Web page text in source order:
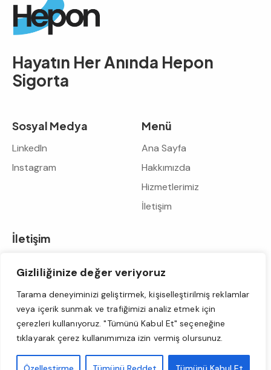
Gizliliğinize değer veriyoruz
Tarama deneyiminizi geliştirmek, kişiselleştirilmiş reklamlar
veya içerik sunmak ve trafiğimizi analiz etmek için
çerezleri kullanıyoruz. "Tümünü Kabul Et" seçeneğine
tıklayarak çerez kullanımımıza izin vermiş olursunuz.
Hayatın Her Anında Hepon
Sigorta
Sosyal Medya
LinkedIn
Instagram
Menü
Ana Sayfa
Hakkımızda
Hizmetlerimiz
İletişim
İletişim
+90 533 329 08 42
+90 212 211 24 25
Mecidiyeköy Mh. Mecidiye Cd. Cansızoğlu Pasajı No: 7/3,
Şişli – İstanbul – Türkiye